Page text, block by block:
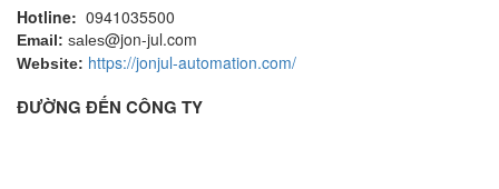
Hotline: 0941035500
Email: sales@jon-jul.com
Website: https://jonjul-automation.com/
ĐƯỜNG ĐẾN CÔNG TY